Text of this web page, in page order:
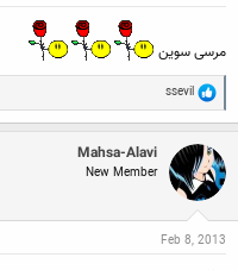
مرسی سوین
R
e
a
c
t
i
o
n
:
ssevil
Mahsa-Alavi
New Member
Feb 8, 2013